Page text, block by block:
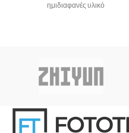
ημιδιαφανές υλικό